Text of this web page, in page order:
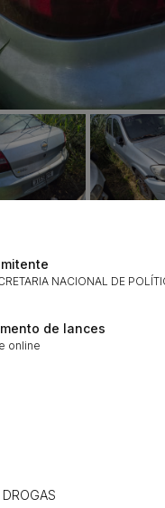
NACIONAL DE
de lances
online